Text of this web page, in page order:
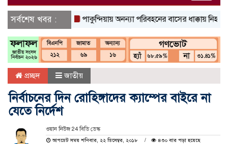
সর্বশেষ খবর :পাকুন্দিয়ায় অনন্যা পরিবহনের বাসের ধাক্কায় নিহত ২
প্রচ্ছদ জাতীয়
নির্বাচনের দিন রোহিঙ্গাদের ক্যাম্পের বাইরে না
যেতে নির্দেশ
ওয়ান নিউজ 24 বিডি ডেস্ক
আপডেট সময় শনিবার, ২২ ডিসেম্বর, ২০১৮
৪৩০ বার পড়া হয়েছে